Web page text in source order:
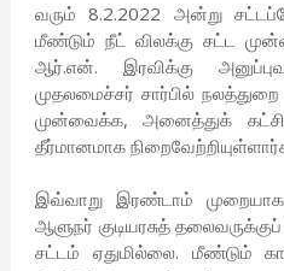
வரும் 8.2.2022 அன்று
மீண்டும் நீட் விலக்கு சட்ட
ஆர்.என். இரவிக்கு
முதலமைச்சர் சார்பில்
முன்வைக்க, அனைத்துக்
தீர்மானமாக
இவ்வாறு இரண்டாம்
ஆளுநர் குடியரசுத்
சட்டம் ஏதுமில்லை. மீண்டும்